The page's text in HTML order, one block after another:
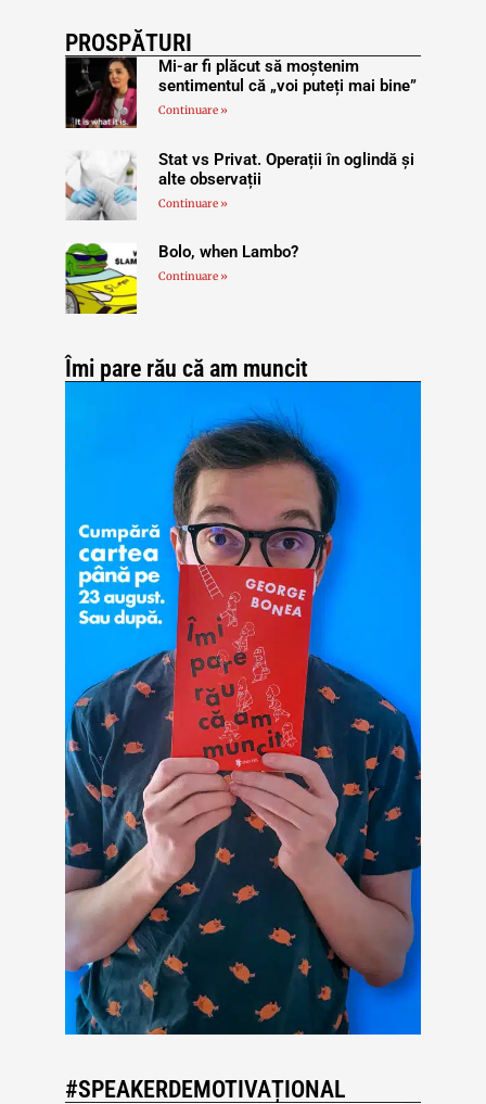
PROSPĂTURI
Mi-ar fi plăcut să moștenim
sentimentul că „voi puteți mai bine”
Continuare »
Stat vs Privat. Operații în oglindă și
alte observații
Continuare »
Bolo, when Lambo?
Continuare »
Îmi pare rău că am muncit
#SPEAKERDEMOTIVAȚIONAL